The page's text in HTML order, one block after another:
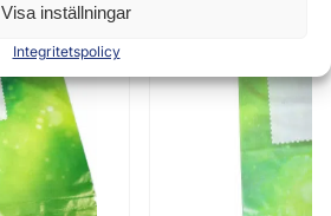
Visa inställningar
Integritetspolicy